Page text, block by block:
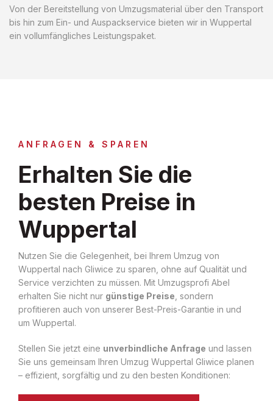
Von der Bereitstellung von Umzugsmaterial über den Transport
bis hin zum Ein- und Auspackservice bieten wir in Wuppertal
ein vollumfängliches Leistungspaket.
ANFRAGEN & SPAREN
Erhalten Sie die
besten Preise in
Wuppertal
Nutzen Sie die Gelegenheit, bei Ihrem Umzug von
Wuppertal nach Gliwice zu sparen, ohne auf Qualität und
Service verzichten zu müssen. Mit Umzugsprofi Abel
erhalten Sie nicht nur günstige Preise , sondern
profitieren auch von unserer Best-Preis-Garantie in und
um Wuppertal.
Stellen Sie jetzt eine unverbindliche Anfrage und lassen
Sie uns gemeinsam Ihren Umzug Wuppertal Gliwice planen
– effizient, sorgfältig und zu den besten Konditionen: